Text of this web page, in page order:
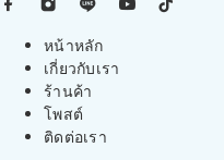
หน้าหลัก
เกี่ยวกับเรา
ร้านค้า
โพสต์
ติดต่อเรา